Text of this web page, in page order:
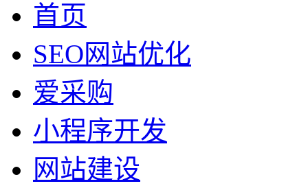
首页
SEO网站优化
爱采购
小程序开发
网站建设